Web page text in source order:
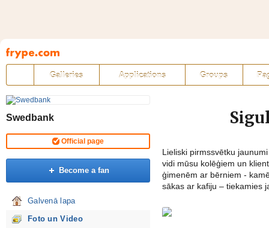
Pāriet
uz
saturu
Galleries Applications Groups
Swedbank
Official page
Become a fan
Galvenā lapa
Foto un Video
Lieliski pirmssvētku
vidi mūsu kolēģiem un
ģimenēm ar bērniem -
sākas ar kafiju – tiekamies